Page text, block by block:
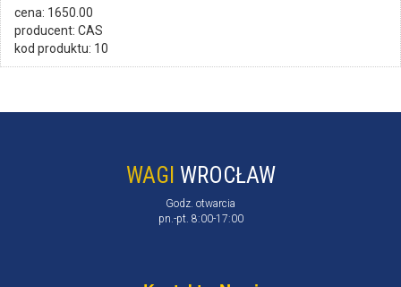
cena: 1650.00
producent: CAS
kod produktu: 10
WAGI WROCŁAW
Godz. otwarcia
pn.-pt. 8:00-17:00